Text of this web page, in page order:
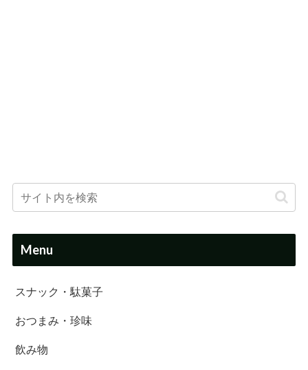
Menu
スナック・駄菓子
おつまみ・珍味
飲み物